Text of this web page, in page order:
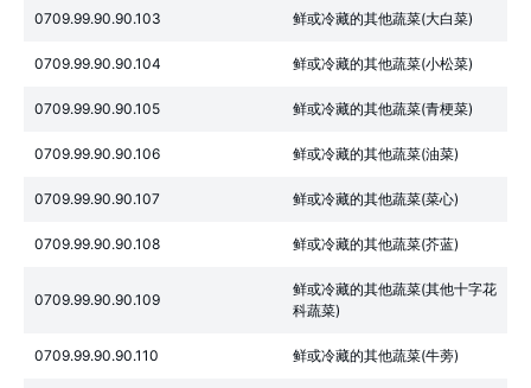
0709.99.90.90.103 鲜或冷藏的其他蔬菜(大白菜)
0709.99.90.90.104 鲜或冷藏的其他蔬菜(小松菜)
0709.99.90.90.105 鲜或冷藏的其他蔬菜(青梗菜)
0709.99.90.90.106 鲜或冷藏的其他蔬菜(油菜)
0709.99.90.90.107 鲜或冷藏的其他蔬菜(菜心)
0709.99.90.90.108 鲜或冷藏的其他蔬菜(芥蓝)
0709.99.90.90.109
鲜或冷藏的其他蔬菜(其他十字花
科蔬菜)
0709.99.90.90.110 鲜或冷藏的其他蔬菜(牛蒡)